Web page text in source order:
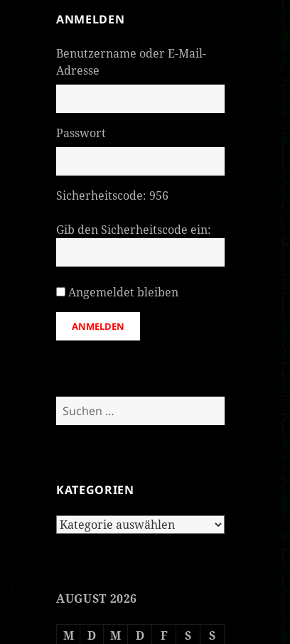
ANMELDEN
Benutzername oder E-Mail-
Adresse
Passwort
Sicherheitscode: 956
Gib den Sicherheitscode ein:
Angemeldet bleiben
ANMELDEN
Suchen
nach:
KATEGORIEN
Kategorien
AUGUST 2026
M D M D F S
S